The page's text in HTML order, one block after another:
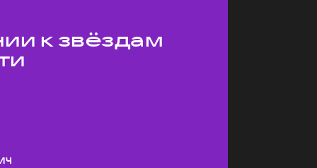
к звёздам